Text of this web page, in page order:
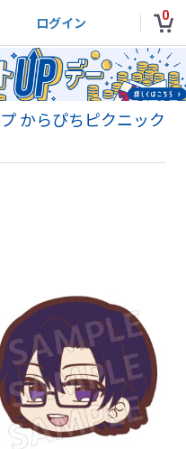
ログイン 0
からぴちピクニック